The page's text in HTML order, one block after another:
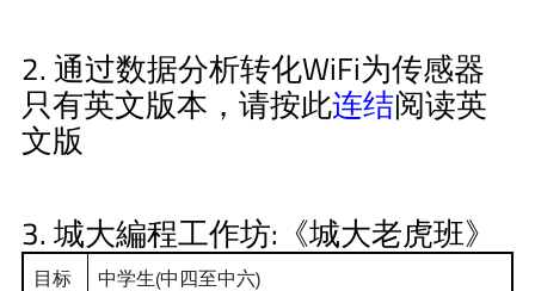
2. 通过数据分析转化WiFi为传感器
只有英文版本，请按此连结阅读英
文版
3. 城大編程工作坊:《城大老虎班》
目标
中学生(中四至中六)